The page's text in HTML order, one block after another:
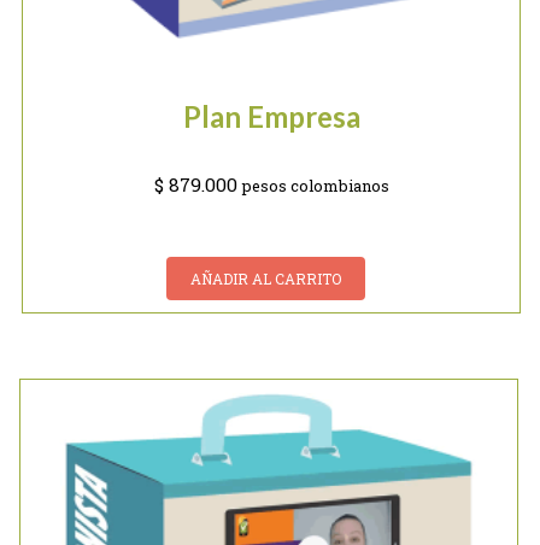
Plan Empresa
$879.000 pesos colombianos
AÑADIR AL CARRITO